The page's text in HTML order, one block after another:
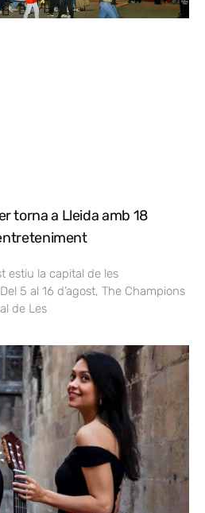
torna a Lleida amb 18
estiu la capital de les
5 al 16 d’agost, The Champions
de Les